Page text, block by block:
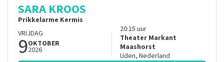
SARA KROOS
Prikkelarme Kermis
VRIJDAG
9OKTOBER
2026
20:15 uur
Theater Markant
Maashorst
Uden, Nederland